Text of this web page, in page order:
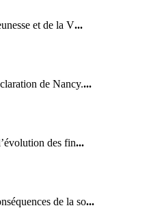
et de la V...
de Nancy....
des fin...
de la so...